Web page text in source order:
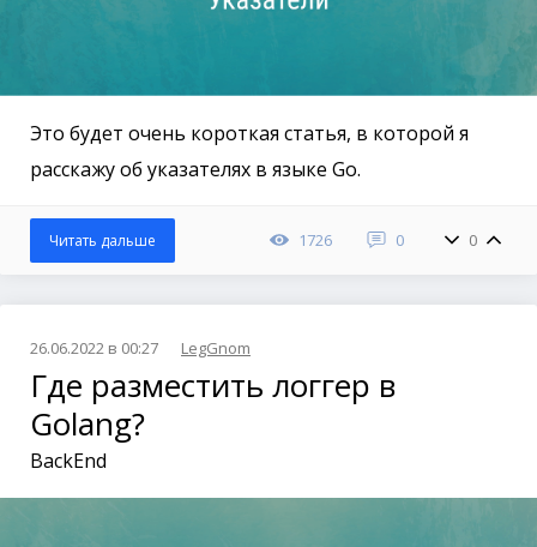
Это будет очень короткая статья, в которой я
расскажу об указателях в языке Go.
1726 0 0
Читать дальше
26.06.2022 в 00:27 LegGnom
Где разместить логгер в
Golang?
BackEnd